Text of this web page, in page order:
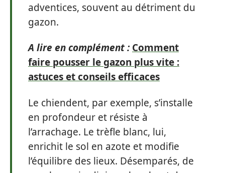
adventices, souvent au détriment du
gazon.
A lire en complément : Comment
faire pousser le gazon plus vite :
astuces et conseils efficaces
Le chiendent, par exemple, s’installe
en profondeur et résiste à
l’arrachage. Le trèfle blanc, lui,
enrichit le sol en azote et modifie
l’équilibre des lieux. Désemparés, de